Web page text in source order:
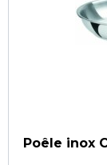
Poêle inox